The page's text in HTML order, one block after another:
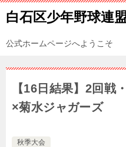
白石区少年野球連
公式ホームページへようこそ
【16日結果】2回戦
×菊水ジャガーズ
秋季大会